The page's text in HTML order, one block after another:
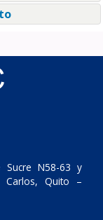
Sucre N58-63 y
Carlos, Quito –